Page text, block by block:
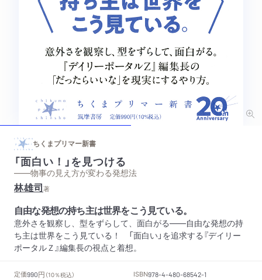
ちくまプリマー新書
「面白い！」を見つける
——物事の見え方が変わる発想法
林雄司著
自由な発想の持ち主は世界をこう見ている。
意外さを観察し、型をずらして、面白がる――自由な発想の持
ち主は世界をこう見ている！ 「面白い」を追求する『デイリー
ポータルＺ』編集長の視点と着想。
定価990円 （10％税込） ISBN978-4-480-68542-1